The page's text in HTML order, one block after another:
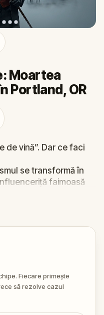
Moartea
Portland, OR
de vină”. Dar ce faci
se transformă în
faimoasă
este găsită moartă în
Nimeni altul
la fel de teatral
gelos și imprevizibil?
în umbrele
indicii, urmărește
și leagă firele
Fiecare primește
să rezolve cazul